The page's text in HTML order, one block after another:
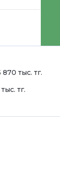
тыс. тг.
тг.